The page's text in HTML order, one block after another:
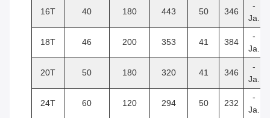
16T 40 180 443 50 346
-
Ja.
18T 46 200 353 41 384
-
Ja.
20T 50 180 320 41 346
-
Ja.
24T 60 120 294 50 232
-
Ja.